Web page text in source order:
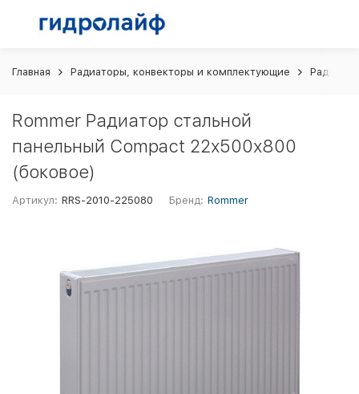
Главная Радиаторы, конвекторы и комплектующие
Rommer Радиатор стальной
панельный Compact 22х500х800
(боковое)
Артикул: RRS-2010-225080 Бренд: Rommer